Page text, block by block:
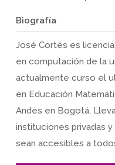
Biografía
José Cortés es
en computación de la
actualmente curso el
en Educación
Andes en Bogotá.
instituciones privadas
sean accesibles a